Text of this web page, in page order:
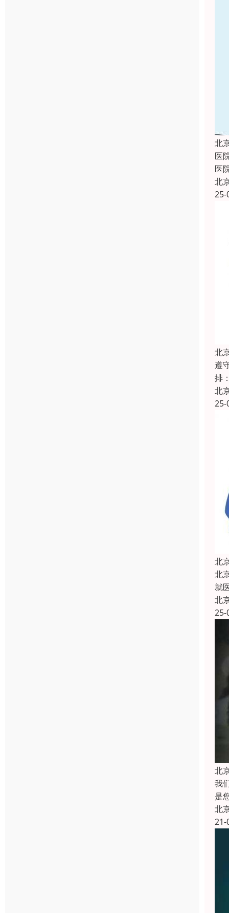
北
医
医
北
25-
北
遵
排
北
25-
北
北
就
北
25-
北
我
是
北
21-